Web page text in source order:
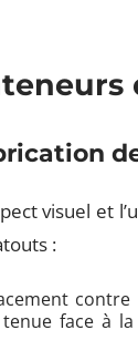
visuel et
:
contre
face à